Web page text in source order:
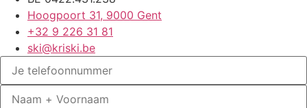
Hoogpoort 31, 9000 Gent
+32 9 226 31 81
ski@kriski.be